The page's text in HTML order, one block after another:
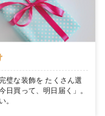
璧な装飾を たくさん選
日買って、明日届く」。
。